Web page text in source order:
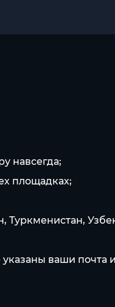
навсегда;
площадках;
Туркменистан,
ваши почта